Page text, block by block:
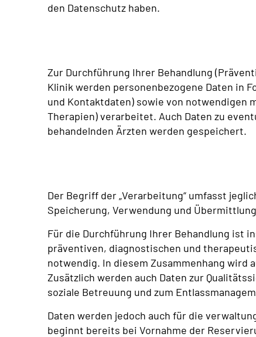
den Datenschutz haben.
Zur Durchführung Ihrer Behandlung
Klinik werden personenbezogene Daten in
und Kontaktdaten) sowie von notwendigen
Therapien) verarbeitet. Auch Daten zu
behandelnden Ärzten werden gespeichert.
Der Begriff der „Verarbeitung“ umfasst
Speicherung, Verwendung und
Für die Durchführung Ihrer Behandlung ist
präventiven, diagnostischen und
notwendig. In diesem Zusammenhang
Zusätzlich werden auch Daten zur
soziale Betreuung und zum
Daten werden jedoch auch für die
beginnt bereits bei Vornahme der